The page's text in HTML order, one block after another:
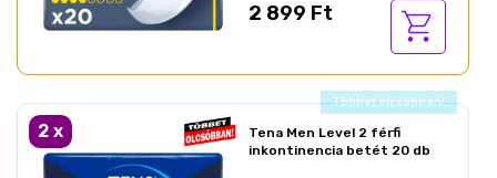
2 899 Ft
Ajándék akció!
2 x
Tena Men Level 2 férfi
inkontinencia betét 20 db